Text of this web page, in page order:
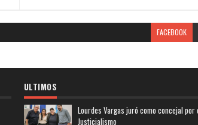
FACEBOOK
ULTIMOS
Lourdes Vargas juró como concejal por
Justicialismo